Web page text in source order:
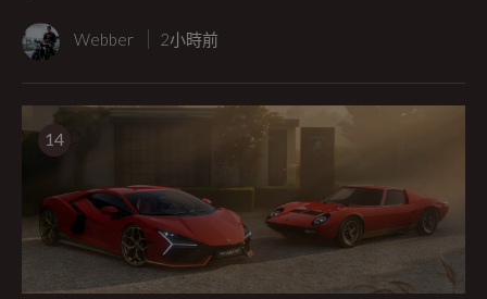
Webber 2小時前
14